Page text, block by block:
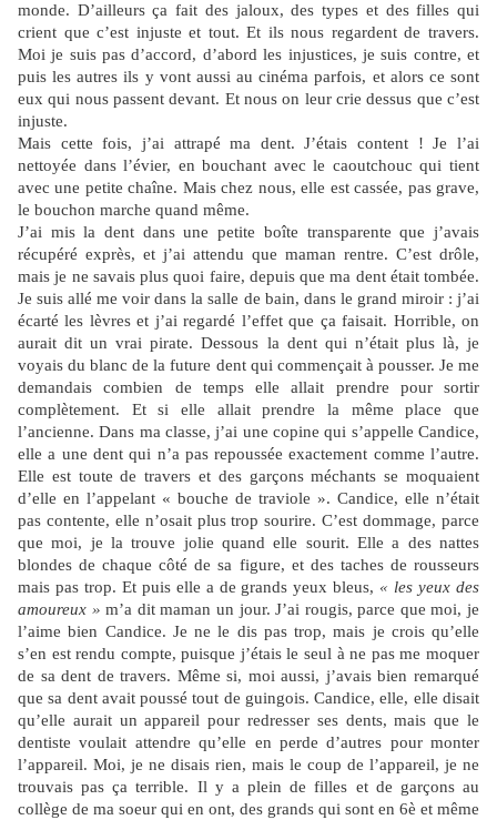
monde. D’ailleurs ça fait des jaloux, des types et des filles qui
crient que c’est injuste et tout. Et ils nous regardent de travers.
Moi je suis pas d’accord, d’abord les injustices, je suis contre, et
puis les autres ils y vont aussi au cinéma parfois, et alors ce sont
eux qui nous passent devant. Et nous on leur crie dessus que c’est
injuste.
Mais cette fois, j’ai attrapé ma dent. J’étais content ! Je l’ai
nettoyée dans l’évier, en bouchant avec le caoutchouc qui tient
avec une petite chaîne. Mais chez nous, elle est cassée, pas grave,
le bouchon marche quand même.
J’ai mis la dent dans une petite boîte transparente que j’avais
récupéré exprès, et j’ai attendu que maman rentre. C’est drôle,
mais je ne savais plus quoi faire, depuis que ma dent était tombée.
Je suis allé me voir dans la salle de bain, dans le grand miroir : j’ai
écarté les lèvres et j’ai regardé l’effet que ça faisait. Horrible, on
aurait dit un vrai pirate. Dessous la dent qui n’était plus là, je
voyais du blanc de la future dent qui commençait à pousser. Je me
demandais combien de temps elle allait prendre pour sortir
complètement. Et si elle allait prendre la même place que
l’ancienne. Dans ma classe, j’ai une copine qui s’appelle Candice,
elle a une dent qui n’a pas repoussée exactement comme l’autre.
Elle est toute de travers et des garçons méchants se moquaient
d’elle en l’appelant « bouche de traviole ». Candice, elle n’était
pas contente, elle n’osait plus trop sourire. C’est dommage, parce
que moi, je la trouve jolie quand elle sourit. Elle a des nattes
blondes de chaque côté de sa figure, et des taches de rousseurs
mais pas trop. Et puis elle a de grands yeux bleus, « les yeux des
amoureux » m’a dit maman un jour. J’ai rougis, parce que moi, je
l’aime bien Candice. Je ne le dis pas trop, mais je crois qu’elle
s’en est rendu compte, puisque j’étais le seul à ne pas me moquer
de sa dent de travers. Même si, moi aussi, j’avais bien remarqué
que sa dent avait poussé tout de guingois. Candice, elle, elle disait
qu’elle aurait un appareil pour redresser ses dents, mais que le
dentiste voulait attendre qu’elle en perde d’autres pour monter
l’appareil. Moi, je ne disais rien, mais le coup de l’appareil, je ne
trouvais pas ça terrible. Il y a plein de filles et de garçons au
collège de ma soeur qui en ont, des grands qui sont en 6è et même